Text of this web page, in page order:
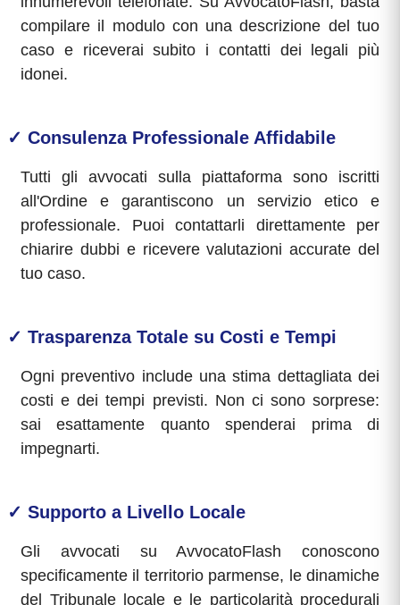
compilare il modulo con una descrizione del tuo
caso e riceverai subito i contatti dei legali più
idonei.
✓ Consulenza Professionale Affidabile
Tutti gli avvocati sulla piattaforma sono iscritti
all'Ordine e garantiscono un servizio etico e
professionale. Puoi contattarli direttamente per
chiarire dubbi e ricevere valutazioni accurate del
tuo caso.
✓ Trasparenza Totale su Costi e Tempi
Ogni preventivo include una stima dettagliata dei
costi e dei tempi previsti. Non ci sono sorprese:
sai esattamente quanto spenderai prima di
impegnarti.
✓ Supporto a Livello Locale
Gli avvocati su AvvocatoFlash conoscono
specificamente il territorio parmense, le dinamiche
del Tribunale locale e le particolarità procedurali